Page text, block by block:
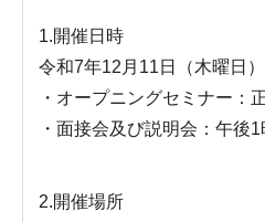
1.開催日時
令和7年12月11日（木曜日）
・オープニングセミナー：
・面接会及び説明会：午後
2.開催場所